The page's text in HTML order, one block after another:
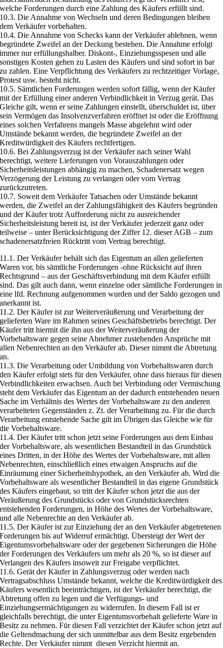
welche Forderungen durch eine Zahlung des Käufers erfüllt sind.
10.3. Die Annahme von Wechseln und deren Bedingungen bleiben
dem Verkäufer vorbehalten.
10.4. Die Annahme von Schecks kann der Verkäufer ablehnen, wenn
begründete Zweifel an der Deckung bestehen. Die Annahme erfolgt
immer nur erfüllungshalber. Diskont-, Einziehungsspesen und alle
sonstigen Kosten gehen zu Lasten des Käufers und sind sofort in bar
zu zahlen. Eine Verpflichtung des Verkäufers zu rechtzeitiger Vorlage,
Protest usw. besteht nicht.
10.5. Sämtlichen Forderungen werden sofort fällig, wenn der Käufer
mit der Erfüllung einer anderen Verbindlichkeit in Verzug gerät. Das
Gleiche gilt, wenn er seine Zahlungen einstellt, überschuldet ist, über
sein Vermögen das Insolvenzverfahren eröffnet ist oder die Eröffnung
eines solchen Verfahrens mangels Masse abgelehnt wird oder
Umstände bekannt werden, die begründete Zweifel an der
Kreditwürdigkeit des Käufers rechtfertigen.
10.6. Bei Zahlungsverzug ist der Verkäufer nach seiner Wahl
berechtigt, weitere Lieferungen von Vorauszahlungen oder
Sicherheitsleistungen abhängig zu machen, Schadenersatz wegen
Verzögerung der Leistung zu verlangen oder vom Vertrag
zurückzutreten.
10.7. Soweit dem Verkäufer Tatsachen oder Umstände bekannt
werden, die Zweifel an der Zahlungsfähigkeit des Käufers begründen
und der Käufer trotz Aufforderung nicht zu ausreichender
Sicherheitsleistung bereit ist, ist der Verkäufer jederzeit ganz oder
teilweise – unter Berücksichtigung der Ziffer 12. dieser AGB – zum
schadenersatzfreien Rücktritt vom Vertrag berechtigt.
11.1. Der Verkäufer behält sich das Eigentum an allen gelieferten
Waren vor, bis sämtliche Forderungen -ohne Rücksicht auf ihren
Rechtsgrund – aus der Geschäftsverbindung mit dem Käufer erfüllt
sind. Das gilt auch dann, wenn einzelne oder sämtliche Forderungen in
eine lfd. Rechnung aufgenommen wurden und der Saldo gezogen und
anerkannt ist.
11.2. Der Käufer ist zur Weiterveräußerung und Verarbeitung der
gelieferten Ware im Rahmen seines Geschäftsbetriebs berechtigt. Der
Käufer tritt hiermit die ihn aus der Weiterveräußerung der
Vorbehaltsware gegen seine Abnehmer zustehenden Ansprüche mit
allen Nebenrechten an den Verkäufer ab. Dieser nimmt die Abtretung
an.
11.3. Die Verarbeitung oder Umbildung von Vorbehaltswaren durch
den Käufer erfolgt stets für den Verkäufer, ohne dass hieraus für diesen
Verbindlichkeiten erwachsen. Auch bei Verbindung oder Vermischung
steht dem Verkäufer das Eigentum an der dadurch entstehenden neuen
Sache im Verhältnis des Wertes der Vorbehaltsware zu den anderen
verarbeiteten Gegenständen z. Zt. der Verarbeitung zu. Für die durch
Verarbeitung entstehende Sache gilt im Übrigen das Gleiche wie für
die Vorbehaltsware.
11.4. Der Käufer tritt schon jetzt seine Forderungen aus dem Einbau
der Vorbehaltsware, als wesentlichen Bestandteil in das Grundstück
eines Dritten, in der Höhe des Wertes der Vorbehaltsware, mit allen
Nebenrechten, einschließlich eines etwaigen Anspruchs auf die
Einräumung einer Sicherheitshypothek, an den Verkäufer ab. Wird die
Vorbehaltsware als wesentlicher Bestandteil in das eigene Grundstück
des Käufers eingebaut, so tritt der Käufer schon jetzt die aus der
Veräußerung des Grundstücks oder von Grundstücksrechten
entstehenden Forderungen, in Höhe des Wertes der Vorbehaltsware,
und alle Nebenrechte an den Verkäufer ab.
11.5. Der Käufer ist zur Einziehung der an den Verkäufer abgetretenen
Forderungen bis auf Widerruf ermächtigt. Übersteigt der Wert der
Eigentumsvorbehaltsware oder der gegebenen Sicherungen die Höhe
der Forderungen des Verkäufers um mehr als 20 %, so ist dieser auf
Verlangen des Käufers insoweit zur Freigabe verpflichtet.
11.6. Gerät der Käufer in Zahlungsverzug oder werden nach
Vertragsabschluss Umstände bekannt, welche die Kreditwürdigkeit des
Käufers wesentlich beeinträchtigen, ist der Verkäufer berechtigt, die
Abtretung offen zu legen und die Verfügungs- und
Einziehungsermächtigungen zu widerrufen. In diesem Fall ist er
gleichfalls berechtigt, die unter Eigentumsvorbehalt gelieferte Ware in
Besitz zu nehmen. Für diesen Fall verzichtet der Käufer schon jetzt auf
die Geltendmachung der sich unmittelbar aus dem Besitz ergebenden
Rechte. Der Verkäufer nimmt diesen Verzicht hiermit an.